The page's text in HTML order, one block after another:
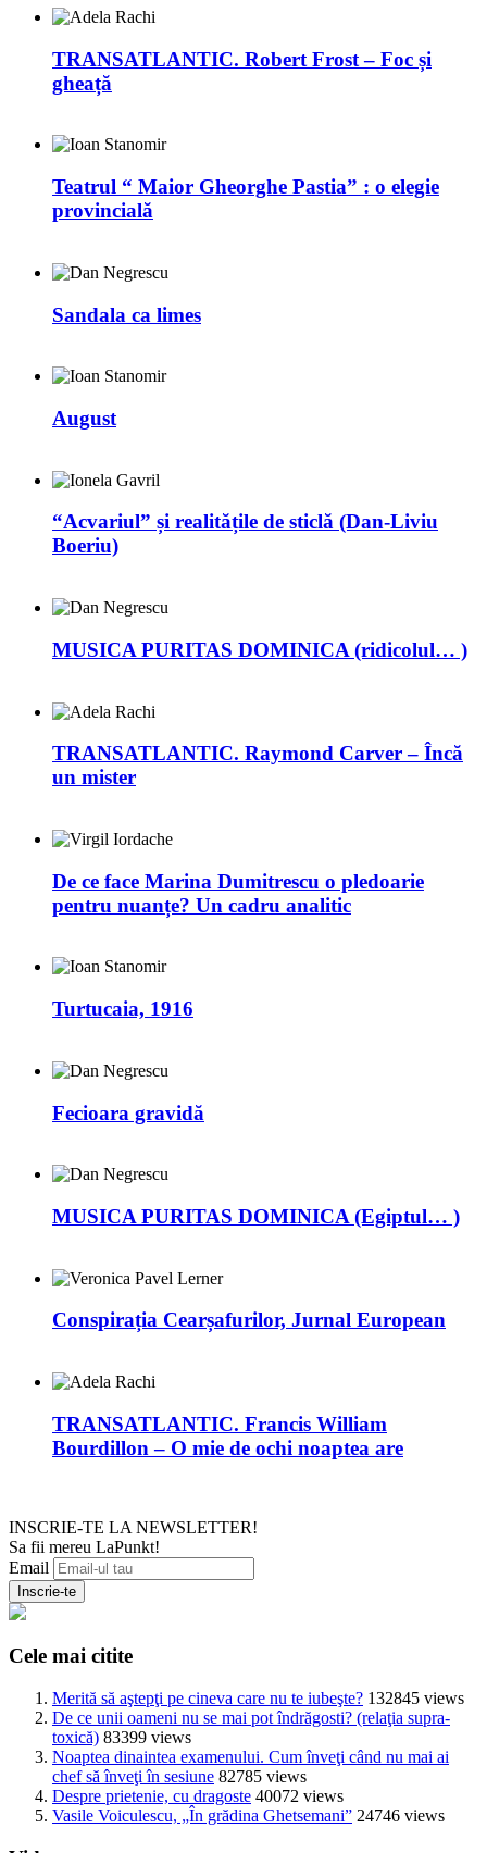
TRANSATLANTIC. Robert Frost – Foc și
gheață
Teatrul “ Maior Gheorghe Pastia” : o elegie
provincială
Sandala ca limes
August
“Acvariul” și realitățile de sticlă (Dan-Liviu
Boeriu)
MUSICA PURITAS DOMINICA (ridicolul… )
TRANSATLANTIC. Raymond Carver – Încă
un mister
De ce face Marina Dumitrescu o pledoarie
pentru nuanțe? Un cadru analitic
Turtucaia, 1916
Fecioara gravidă
MUSICA PURITAS DOMINICA (Egiptul… )
Conspirația Cearșafurilor, Jurnal European
TRANSATLANTIC. Francis William
Bourdillon – O mie de ochi noaptea are
INSCRIE-TE LA NEWSLETTER!
Sa fii mereu LaPunkt!
Email
Cele mai citite
Merită să aştepţi pe cineva care nu te iubeşte? 132845 views
De ce unii oameni nu se mai pot îndrăgosti? (relaţia supra-
toxică) 83399 views
Noaptea dinaintea examenului. Cum înveţi când nu mai ai
chef să înveţi în sesiune 82785 views
Despre prietenie, cu dragoste 40072 views
Vasile Voiculescu, „În grădina Ghetsemani” 24746 views